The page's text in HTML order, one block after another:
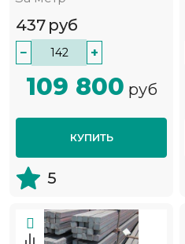
437 руб
− +
109 800 руб
КУПИТЬ
5